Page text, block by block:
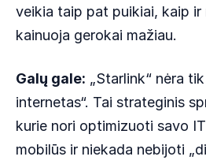
veikia taip pat puikiai, kaip ir
kainuoja gerokai mažiau.
Galų gale: „Starlink“ nėra
internetas“. Tai strateginis
kurie nori optimizuoti savo
mobilūs ir niekada nebijoti